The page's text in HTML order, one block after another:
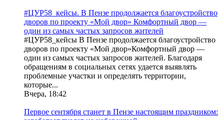
#ЦУР58_кейсы. В Пензе продолжается благоустройство
дворов по проекту «Мой двор» Комфортный двор —
один из самых частых запросов жителей
#ЦУР58_кейсы В Пензе продолжается благоустройство
дворов по проекту «Мой двор»Комфортный двор —
один из самых частых запросов жителей. Благодаря
обращениям в социальных сетях удается выявлять
проблемные участки и определять территории,
которые...
Вчера, 18:42
Первое сентября станет в Пензе настоящим праздником: